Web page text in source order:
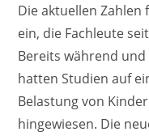
Die aktuellen Zahlen
ein, die Fachleute
Bereits während
hatten Studien auf
Belastung von
hingewiesen. Die